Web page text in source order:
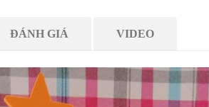
ĐÁNH GIÁ VIDEO